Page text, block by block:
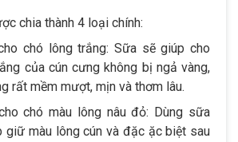
chia thành 4 loại chính:
chó lông trắng: Sữa sẽ giúp cho
của cún cưng không bị ngả vàng,
rất mềm mượt, mịn và thơm lâu.
chó màu lông nâu đỏ: Dùng sữa
giữ màu lông cún và đặc ặc biệt sau